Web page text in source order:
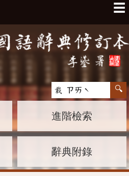
☰
進階檢索
辭典附錄